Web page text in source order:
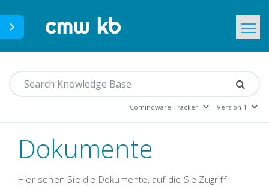
Dokumente
Hier sehen Sie die Dokumente, auf die Sie Zugriff